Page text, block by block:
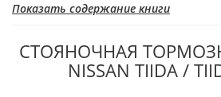
Показать содержание книги
СТОЯНОЧНАЯ
NISSAN TIIDA /